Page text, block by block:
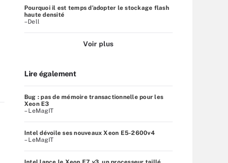
Pourquoi il est temps d’adopter le stockage flash
haute densité
–Dell
Voir plus
Lire également
Bug : pas de mémoire transactionnelle pour les
Xeon E3
– LeMagIT
Intel dévoile ses nouveaux Xeon E5-2600v4
– LeMagIT